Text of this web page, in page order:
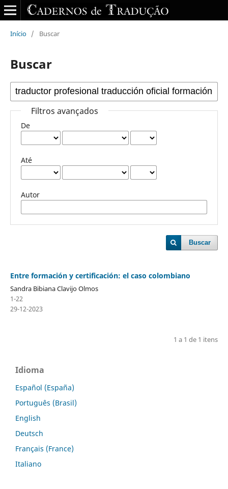
Início / Buscar
Buscar
Filtros avançados
De
Até
Autor
Buscar
Entre formación y certificación: el caso colombiano
Sandra Bibiana Clavijo Olmos
1-22
29-12-2023
1 a 1 de 1 itens
Idioma
Español (España)
Português (Brasil)
English
Deutsch
Français (France)
Italiano